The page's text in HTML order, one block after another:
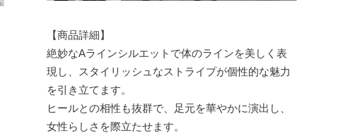
【商品詳細】
絶妙なAラインシルエットで体のラインを美しく表
現し、スタイリッシュなストライプが個性的な魅力
を引き立てます。
ヒールとの相性も抜群で、足元を華やかに演出し、
女性らしさを際立たせます。